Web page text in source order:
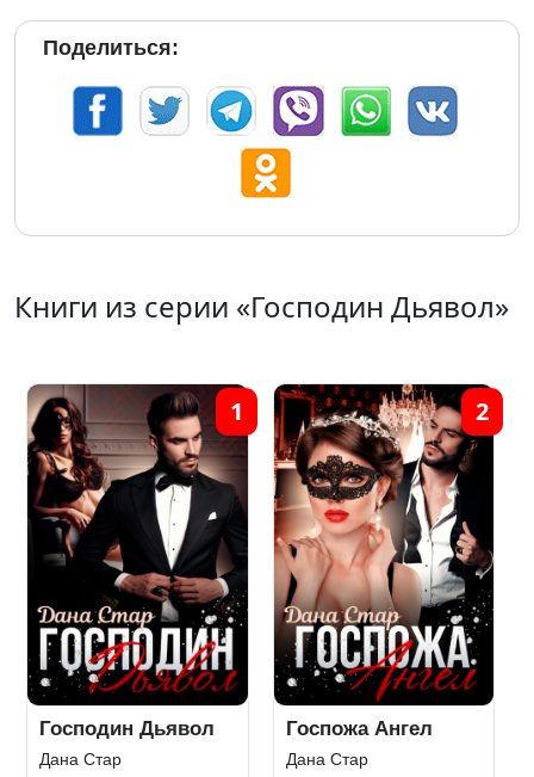
Поделиться:
Книги из серии «Господин Дьявол»
Господин Дьявол
Дана Стар
1
Госпожа Ангел
Дана Стар
2